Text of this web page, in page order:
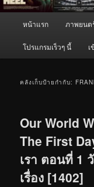
หน้าแรก ภาพยนต
โปรแกรมเร็วๆ นี้
คลังเก็บป้ายกำกับ:
Our World
The First
เรา ตอนที่ 1
เรื่อง [1402]